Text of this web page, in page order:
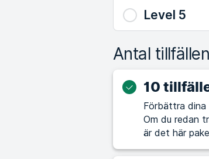
Level 5
Antal tillfällen
10
Förbättra dina
Om du redan
är det här